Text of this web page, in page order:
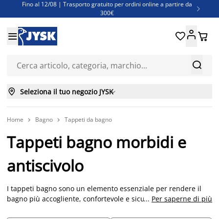
Fino al 12/08 | Trasporto gratuito per ordini online a partire da
300€

Super offerte d'estate | Oltre 1.500 articoli fino al 70%
Finanziamenti - Scegli il piano di rimborso più adatto a te


 
 Seleziona il tuo negozio JYSK
Home  Bagno  Tappeti da bagno
Tappeti bagno morbidi e
antiscivolo
I tappeti bagno sono un elemento essenziale per rendere il
bagno più accogliente, confortevole e sicuro. Oltre a offrire
... Per saperne di più